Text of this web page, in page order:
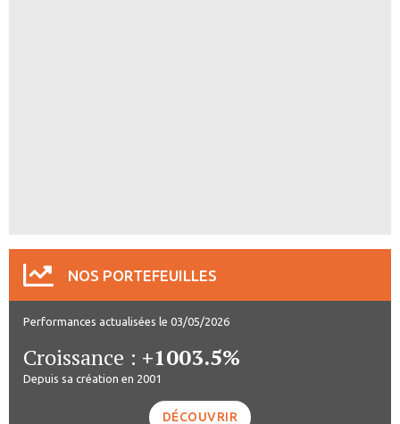
NOS PORTEFEUILLES
Performances actualisées le 03/05/2026
Croissance : +1003.5%
Depuis sa création en 2001
DÉCOUVRIR